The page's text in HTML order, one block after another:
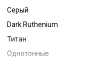
Серый
Dark Ruthenium
Титан
Однотонные